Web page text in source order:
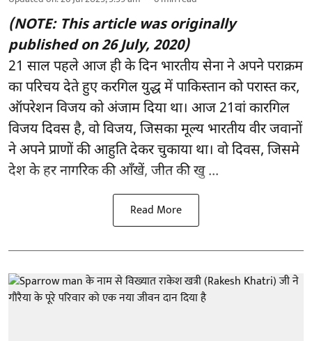
(NOTE: This article was originally
published on 26 July, 2020)
21 साल पहले आज ही के दिन भारतीय सेना ने अपने पराक्रम
का परिचय देते हुए करगिल युद्ध में पाकिस्तान को परास्त कर,
ऑपरेशन विजय को अंजाम दिया था। आज 21वां कारगिल
विजय दिवस है, वो विजय, जिसका मूल्य भारतीय वीर जवानों
ने अपने प्राणों की आहुति देकर चुकाया था। वो दिवस, जिसमे
देश के हर नागरिक की आँखें, जीत की खु ...
Read More